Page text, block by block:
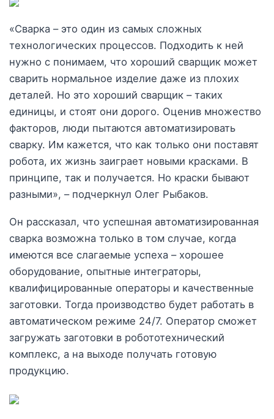
«Сварка – это один из самых сложных
технологических процессов. Подходить к ней
нужно с понимаем, что хороший сварщик может
сварить нормальное изделие даже из плохих
деталей. Но это хороший сварщик – таких
единицы, и стоят они дорого. Оценив множество
факторов, люди пытаются автоматизировать
сварку. Им кажется, что как только они поставят
робота, их жизнь заиграет новыми красками. В
принципе, так и получается. Но краски бывают
разными», – подчеркнул Олег Рыбаков.
Он рассказал, что успешная автоматизированная
сварка возможна только в том случае, когда
имеются все слагаемые успеха – хорошее
оборудование, опытные интеграторы,
квалифицированные операторы и качественные
заготовки. Тогда производство будет работать в
автоматическом режиме 24/7. Оператор сможет
загружать заготовки в робототехнический
комплекс, а на выходе получать готовую
продукцию.